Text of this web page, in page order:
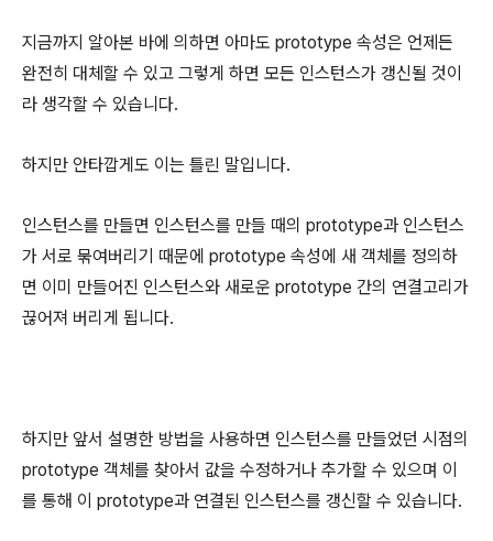
지금까지 알아본 바에 의하면 아마도 prototype 속성은 언제든
완전히 대체할 수 있고 그렇게 하면 모든 인스턴스가 갱신될 것이
라 생각할 수 있습니다.
하지만 안타깝게도 이는 틀린 말입니다.
인스턴스를 만들면 인스턴스를 만들 때의 prototype과 인스턴스
가 서로 묶여버리기 때문에 prototype 속성에 새 객체를 정의하
면 이미 만들어진 인스턴스와 새로운 prototype 간의 연결고리가
끊어져 버리게 됩니다.
하지만 앞서 설명한 방법을 사용하면 인스턴스를 만들었던 시점의
prototype 객체를 찾아서 값을 수정하거나 추가할 수 있으며 이
를 통해 이 prototype과 연결된 인스턴스를 갱신할 수 있습니다.